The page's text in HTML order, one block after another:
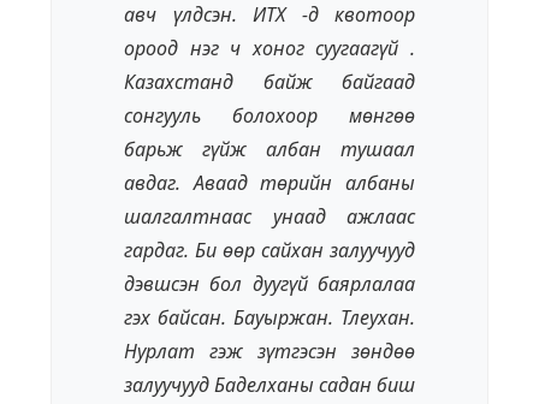
авч үлдсэн. ИТХ -д квотоор
ороод нэг ч хоног суугаагүй .
Казахстанд байж байгаад
сонгууль болохоор мөнгөө
барьж гүйж албан тушаал
авдаг. Аваад төрийн албаны
шалгалтнаас унаад ажлаас
гардаг. Би өөр сайхан залуучууд
дэвшсэн бол дуугүй баярлалаа
гэх байсан. Бауыржан. Тлeухан.
Нурлат гэж зүтгэсэн зөндөө
залуучууд Бадeлханы садан биш